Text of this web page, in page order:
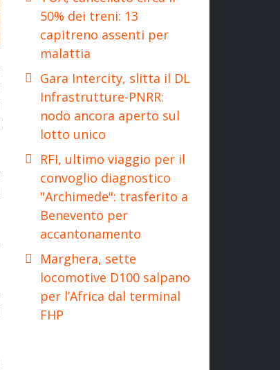
50% dei treni: 13
capitreno assenti per
malattia
Gara Intercity, slitta il DL
Infrastrutture-PNRR:
nodo ancora aperto sul
lotto unico
RFI, ultimo viaggio per il
convoglio diagnostico
"Archimede": trasferito a
Benevento per
accantonamento
Marghera, sette
locomotive D100 salpano
per l’Africa dal terminal
FHP